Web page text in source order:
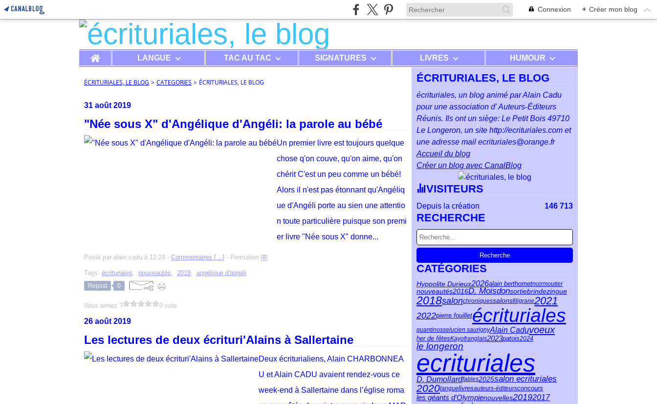
Connexion + Créer mon blog
Home LANGUE TAC AU TAC SIGNATURES LIVRES HUMOUR
ÉCRITURIALES, LE BLOG > CATEGORIES > ÉCRITURIALES, LE BLOG
31 août 2019
"Née sous X" d'Angélique d'Angéli: la parole au bébé
Un premier livre est toujours quelque
chose q'on couve, qu'on aime, qu'on
chérit C'est un peu comme un bébé!
Alors il n'est pas étonnant qu'Angéliq
ue d'Angéli porte au sien une attentio
n toute particulière puisque son premi
er livre "Née sous X" donne...
Posté par alain cadu à 12:24 - Commentaires […] - Permalien [#]
Tags: écrituriales, nouveautés, 2019, angélique d'angéli
Repost 0
Vous aimez ? 0 vote
26 août 2019
Les lectures de deux écrituri'Alains à Sallertaine
Deux écriturialiens, Alain CHARBONNEA
U et Alain CADU avaient rendez-vous ce
week-end à Sallertaine dans l’église roma
ÉCRITURIALES, LE BLOG
écrituriales, un blog animé par Alain Cadu
pour une association d' Auteurs-Éditeurs
Réunis. Ils ont un siège: Le Petit Bois 49710
Le Longeron, un site http://ecrituriales.com et
une adresse mail ecrituriales@orange.fr
Accueil du blog
Créer un blog avec CanalBlog
VISITEURS
Depuis la création 146 713
RECHERCHE
CATÉGORIES
Hyppolite Durieux2026alain berthometnoirmoutier
nouveautés2016D. Moisdonsortiebrindezingue
2018salonchroniquessalonsfiligrane2021
2022pierre fouilletécrituriales
quantinosselucien saurignyAlain Caduvoeux
her de fêtesKayofranglais2023patois2024
le longeron
ecrituriales
D. Dumollardfables2025salon ecrituriales
2020languelivresauteurs-éditeursconcours
les géants d'Olympienouvelles20192017